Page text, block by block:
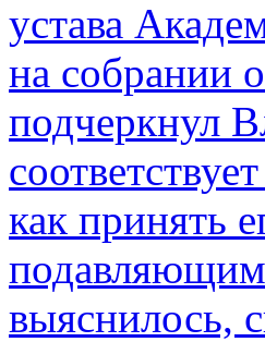
устава
на собрании
подчеркнул
как принять
подавляющим
выяснилось,